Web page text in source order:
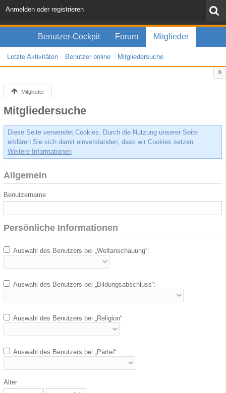
Anmelden oder registrieren
Benutzer-Cockpit Forum Mitglieder
Letzte Aktivitäten Benutzer online Mitgliedersuche
Mitglieder
Mitgliedersuche
Diese Seite verwendet Cookies. Durch die Nutzung unserer Seite
erklären Sie sich damit einverstanden, dass wir Cookies setzen.
Weitere Informationen
Allgemein
Benutzername
Persönliche Informationen
Auswahl des Benutzers bei „Weltanschauung“:
Auswahl des Benutzers bei „Bildungsabschluss“:
Auswahl des Benutzers bei „Religion“:
Auswahl des Benutzers bei „Partei“:
Alter